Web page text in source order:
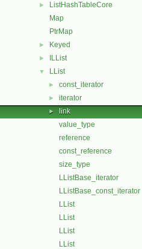
►
ListHashTableCore
Map
PtrMap
► Keyed
► ILList
▼ LList
► const_iterator
► iterator
►
link
value_type
reference
const_reference
size_type
LListBase_iterator
LListBase_const_iterator
LList
LList
LList
LList